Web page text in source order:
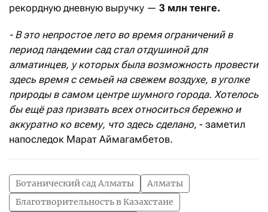
рекордную дневную выручку — 3 млн тенге.
- В это непростое лето во время ограничений в
период пандемии сад стал отдушиной для
алматинцев, у которых была возможность провести
здесь время с семьей на свежем воздухе, в уголке
природы в самом центре шумного города. Хотелось
бы ещё раз призвать всех относиться бережно и
аккуратно ко всему, что здесь сделано, - заметил
напоследок Марат Аймагамбетов.
Ботанический сад Алматы
Алматы
Благотворительность в Казахстане